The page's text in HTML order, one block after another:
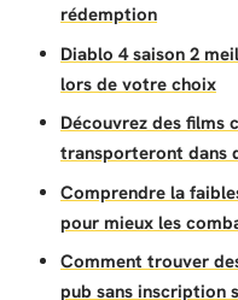
rédemption
Diablo 4 saison 2
lors de votre choix
Découvrez des films
transporteront dans
Comprendre la
pour mieux les
Comment trouver
pub sans inscription